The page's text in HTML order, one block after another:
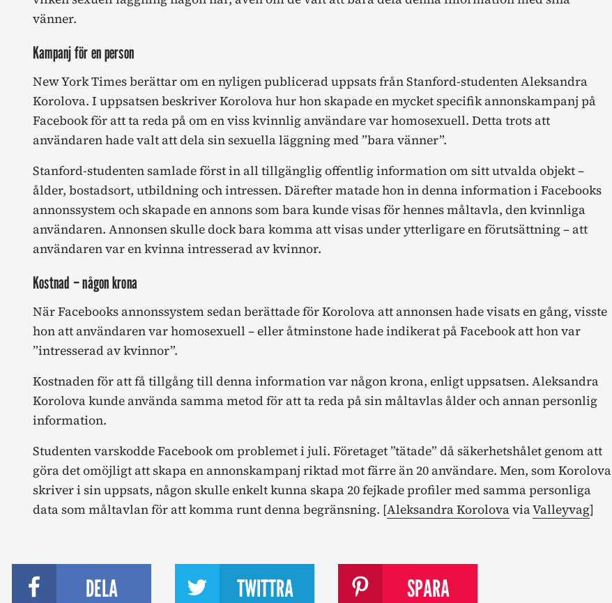
vänner.
Kampanj för en person
New York Times berättar om en nyligen publicerad uppsats från Stanford-studenten Aleksandra
Korolova. I uppsatsen beskriver Korolova hur hon skapade en mycket specifik annonskampanj på
Facebook för att ta reda på om en viss kvinnlig användare var homosexuell. Detta trots att
användaren hade valt att dela sin sexuella läggning med ”bara vänner”.
Stanford-studenten samlade först in all tillgänglig offentlig information om sitt utvalda objekt –
ålder, bostadsort, utbildning och intressen. Därefter matade hon in denna information i Facebooks
annonssystem och skapade en annons som bara kunde visas för hennes måltavla, den kvinnliga
användaren. Annonsen skulle dock bara komma att visas under ytterligare en förutsättning – att
användaren var en kvinna intresserad av kvinnor.
Kostnad – någon krona
När Facebooks annonssystem sedan berättade för Korolova att annonsen hade visats en gång, visste
hon att användaren var homosexuell – eller åtminstone hade indikerat på Facebook att hon var
”intresserad av kvinnor”.
Kostnaden för att få tillgång till denna information var någon krona, enligt uppsatsen. Aleksandra
Korolova kunde använda samma metod för att ta reda på sin måltavlas ålder och annan personlig
information.
Studenten varskodde Facebook om problemet i juli. Företaget ”tätade” då säkerhetshålet genom att
göra det omöjligt att skapa en annonskampanj riktad mot färre än 20 användare. Men, som Korolova
skriver i sin uppsats, någon skulle enkelt kunna skapa 20 fejkade profiler med samma personliga
data som måltavlan för att komma runt denna begränsning. [Aleksandra KorolovaviaValleyvag]
DELA TWITTRA SPARA